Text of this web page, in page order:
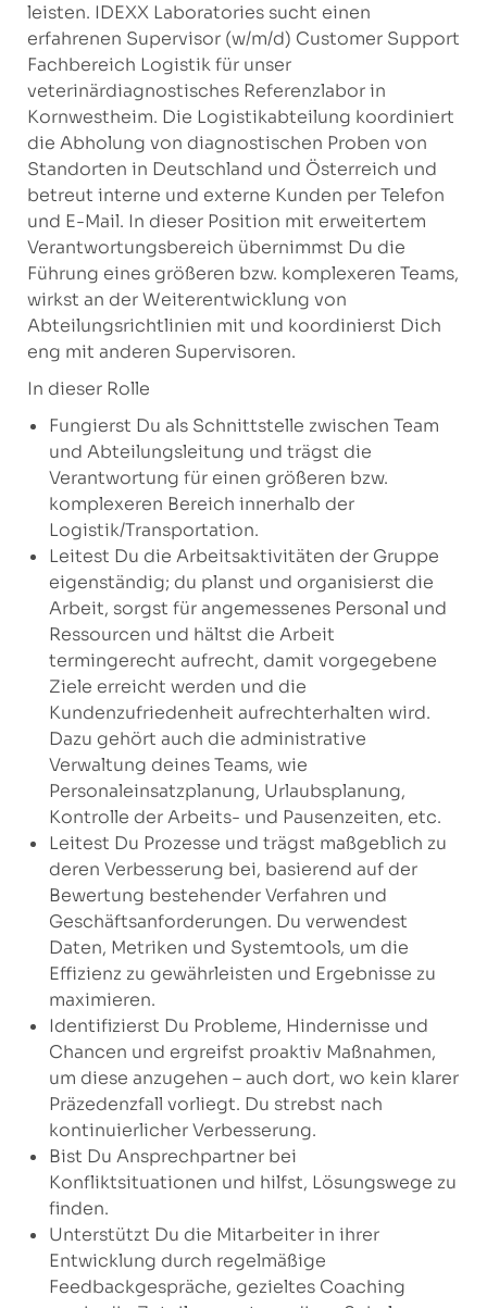
leisten. IDEXX Laboratories sucht einen
erfahrenen Supervisor (w/m/d) Customer Support
Fachbereich Logistik für unser
veterinärdiagnostisches Referenzlabor in
Kornwestheim. Die Logistikabteilung koordiniert
die Abholung von diagnostischen Proben von
Standorten in Deutschland und Österreich und
betreut interne und externe Kunden per Telefon
und E-Mail. In dieser Position mit erweitertem
Verantwortungsbereich übernimmst Du die
Führung eines größeren bzw. komplexeren Teams,
wirkst an der Weiterentwicklung von
Abteilungsrichtlinien mit und koordinierst Dich
eng mit anderen Supervisoren.
In dieser Rolle
Fungierst Du als Schnittstelle zwischen Team
und Abteilungsleitung und trägst die
Verantwortung für einen größeren bzw.
komplexeren Bereich innerhalb der
Logistik/Transportation.
Leitest Du die Arbeitsaktivitäten der Gruppe
eigenständig; du planst und organisierst die
Arbeit, sorgst für angemessenes Personal und
Ressourcen und hältst die Arbeit
termingerecht aufrecht, damit vorgegebene
Ziele erreicht werden und die
Kundenzufriedenheit aufrechterhalten wird.
Dazu gehört auch die administrative
Verwaltung deines Teams, wie
Personaleinsatzplanung, Urlaubsplanung,
Kontrolle der Arbeits- und Pausenzeiten, etc.
Leitest Du Prozesse und trägst maßgeblich zu
deren Verbesserung bei, basierend auf der
Bewertung bestehender Verfahren und
Geschäftsanforderungen. Du verwendest
Daten, Metriken und Systemtools, um die
Effizienz zu gewährleisten und Ergebnisse zu
maximieren.
Identifizierst Du Probleme, Hindernisse und
Chancen und ergreifst proaktiv Maßnahmen,
um diese anzugehen – auch dort, wo kein klarer
Präzedenzfall vorliegt. Du strebst nach
kontinuierlicher Verbesserung.
Bist Du Ansprechpartner bei
Konfliktsituationen und hilfst, Lösungswege zu
finden.
Unterstützt Du die Mitarbeiter in ihrer
Entwicklung durch regelmäßige
Feedbackgespräche, gezieltes Coaching